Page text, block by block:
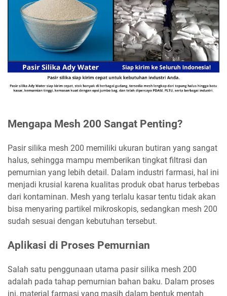
Mengapa Mesh 200 Sangat Penting?
Pasir silika mesh 200 memiliki ukuran butiran yang sangat
halus, sehingga mampu memberikan tingkat filtrasi dan
pemurnian yang lebih detail. Dalam industri farmasi, hal ini
menjadi krusial karena kualitas produk obat harus terbebas
dari kontaminan. Mesh yang terlalu kasar tentu tidak akan
bisa menyaring partikel mikroskopis, sedangkan mesh 200
sudah sesuai dengan kebutuhan tersebut.
Aplikasi di Proses Pemurnian
Salah satu penggunaan utama pasir silika mesh 200
adalah pada tahap pemurnian bahan baku. Dalam proses
ini, material farmasi yang masih dalam bentuk mentah